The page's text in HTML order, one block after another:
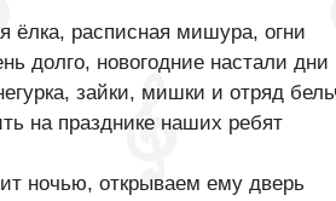
ёлка, расписная мишура, огни
долго, новогодние настали дни
зайки, мишки и отряд
на празднике наших ребят
ночью, открываем ему дверь